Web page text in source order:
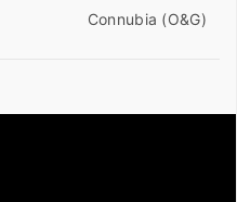
Connubia (O&G)